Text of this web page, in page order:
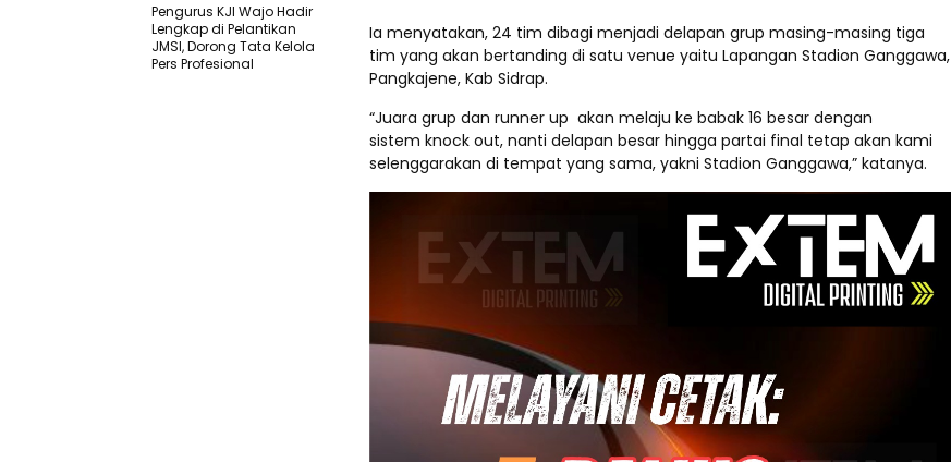
Ia menyatakan, 24 tim dibagi menjadi delapan grup masing-masing tiga
tim yang akan bertanding di satu venue yaitu Lapangan Stadion Ganggawa,
Pangkajene, Kab Sidrap.
“Juara grup dan runner up akan melaju ke babak 16 besar dengan
sistem knock out, nanti delapan besar hingga partai final tetap akan kami
selenggarakan di tempat yang sama, yakni Stadion Ganggawa,” katanya.
Pengurus KJI Wajo Hadir
Lengkap di Pelantikan
JMSI, Dorong Tata Kelola
Pers Profesional